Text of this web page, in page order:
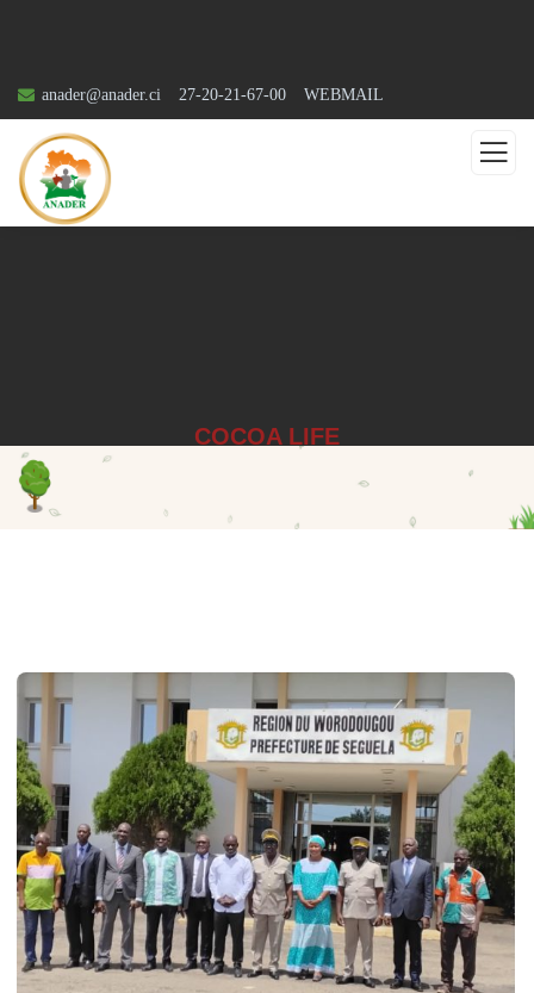
anader@anader.ci 27-20-21-67-00 WEBMAIL
COCOA LIFE